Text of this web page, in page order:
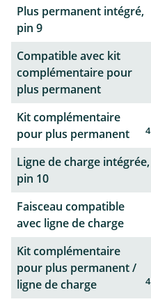
Plus permanent intégré,
pin 9
Compatible avec kit
complémentaire pour
plus permanent
Kit complémentaire
pour plus permanent
4
Ligne de charge intégrée,
pin 10
Faisceau compatible
avec ligne de charge
Kit complémentaire
pour plus permanent /
ligne de charge
4